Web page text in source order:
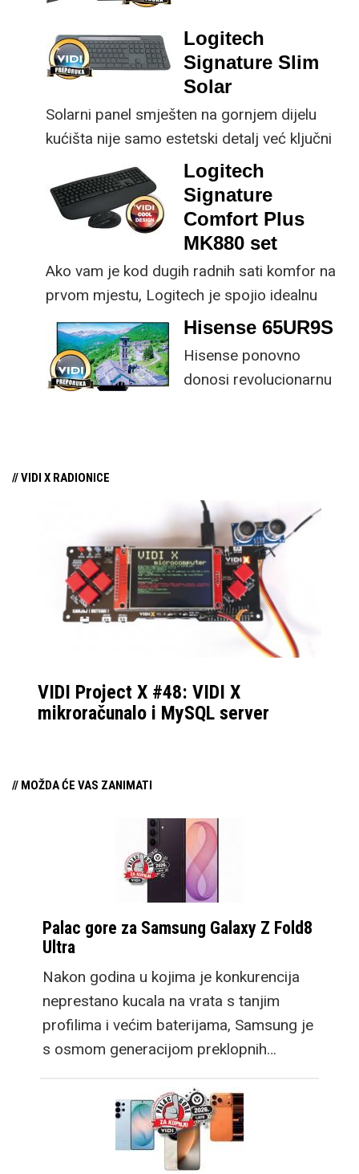
ključne svakom
korisniku.
male ustupke možete
osjetno uštedjeti pri
kupnji.
Logitech
Signature Slim
Solar
Solarni panel smješten na gornjem dijelu
kućišta nije samo estetski detalj već ključni
dio koncepta ovog proizvoda, jer koristi
energiju prirodnog ili umjetnog svjetla za
rad.
Logitech
Signature
Comfort Plus
MK880 set
Ako vam je kod dugih radnih sati komfor na
prvom mjestu, Logitech je spojio idealnu
kombinaciju tipkovnice i miša s naprednim
funkcijama.
Hisense 65UR9S
Hisense ponovno
donosi revolucionarnu
// VIDI X RADIONICE
VIDI Project X #48: VIDI X
mikroračunalo i MySQL server
// MOŽDA ĆE VAS ZANIMATI
Palac gore za Samsung Galaxy Z Fold8
Ultra
Nakon godina u kojima je konkurencija
neprestano kucala na vrata s tanjim
profilima i većim baterijama, Samsung je
s osmom generacijom preklopnih…